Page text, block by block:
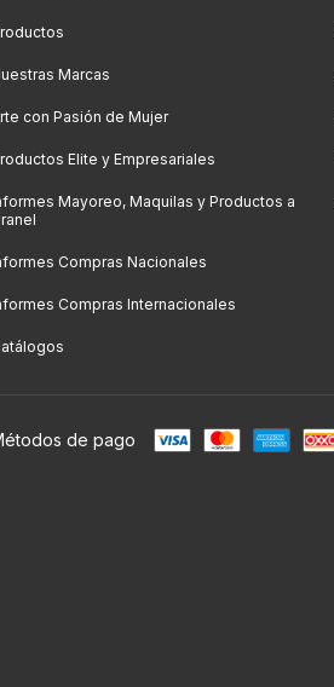
Marcas
con Pasión de Mujer
Elite y Empresariales
Mayoreo, Maquilas y Productos a
Compras Nacionales
Compras Internacionales
de pago